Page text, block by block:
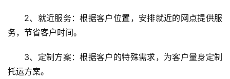
2、就近服务：根据客户位置，安排就近的网点提供服
务，节省客户时间。
3、定制方案：根据客户的特殊需求，为客户量身定制
托运方案。